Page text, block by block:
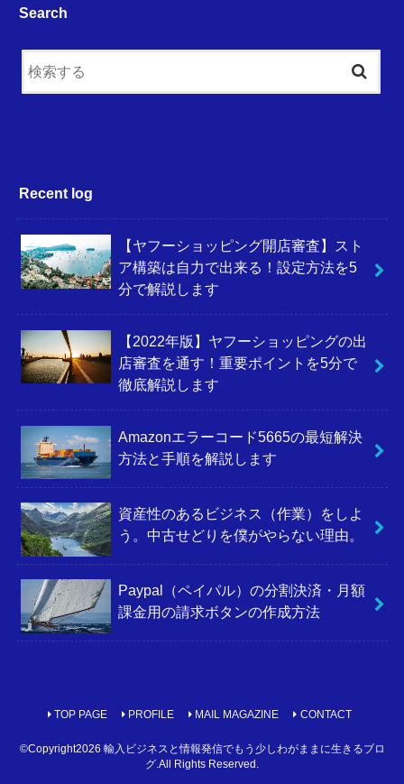
Search
Recent log
【ヤフーショッピング開店審査】スト
ア構築は自力で出来る！設定方法を5
分で解説します
【2022年版】ヤフーショッピングの出
店審査を通す！重要ポイントを5分で
徹底解説します
Amazonエラーコード5665の最短解決
方法と手順を解説します
資産性のあるビジネス（作業）をしよ
う。中古せどりを僕がやらない理由。
Paypal（ペイパル）の分割決済・月額
課金用の請求ボタンの作成方法
TOP PAGE PROFILE MAIL MAGAZINE CONTACT
©Copyright2026 輸入ビジネスと情報発信でもう少しわがままに生きるブロ
グ .All Rights Reserved.